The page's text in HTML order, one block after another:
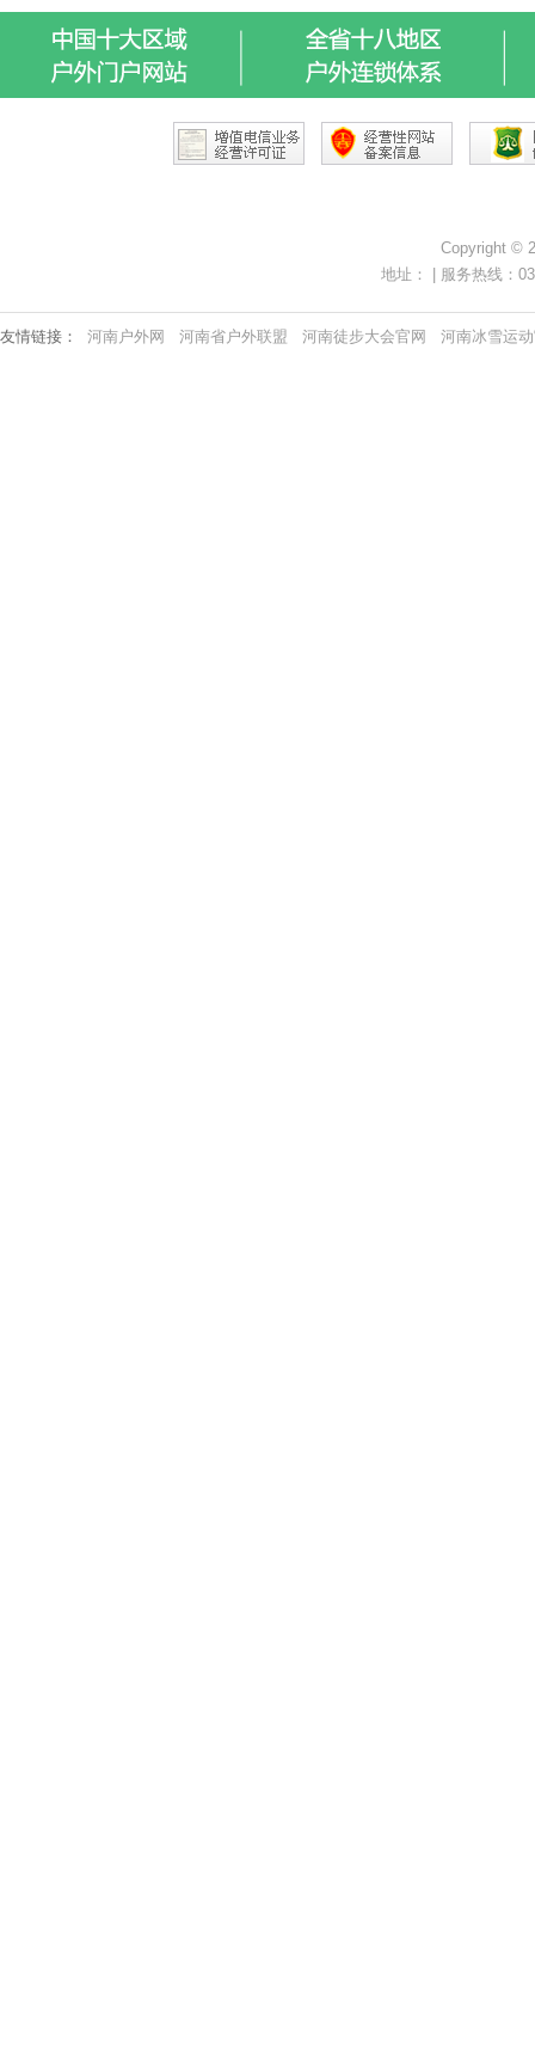
Copyright ©
地址： | 服务热线：
友情链接： 河南户外网 河南省户外联盟 河南徒步大会官网 河南冰雪运